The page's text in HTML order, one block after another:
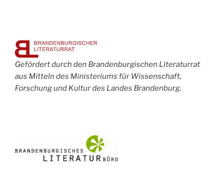
Gefördert durch den Brandenburgischen Literaturrat
aus Mitteln des Ministeriums für Wissenschaft,
Forschung und Kultur des Landes Brandenburg.